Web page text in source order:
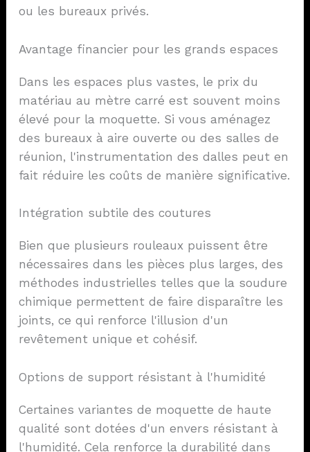
ou les bureaux privés.
Avantage financier pour les grands espaces
Dans les espaces plus vastes, le prix du
matériau au mètre carré est souvent moins
élevé pour la moquette. Si vous aménagez
des bureaux à aire ouverte ou des salles de
réunion, l'instrumentation des dalles peut en
fait réduire les coûts de manière significative.
Intégration subtile des coutures
Bien que plusieurs rouleaux puissent être
nécessaires dans les pièces plus larges, des
méthodes industrielles telles que la soudure
chimique permettent de faire disparaître les
joints, ce qui renforce l'illusion d'un
revêtement unique et cohésif.
Options de support résistant à l'humidité
Certaines variantes de moquette de haute
qualité sont dotées d'un envers résistant à
l'humidité. Cela renforce la durabilité dans